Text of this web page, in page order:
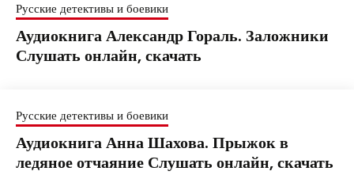
Русские детективы и боевики
Аудиокнига Александр Гораль. Заложники
Слушать онлайн, скачать
Русские детективы и боевики
Аудиокнига Анна Шахова. Прыжок в
ледяное отчаяние Слушать онлайн, скачать